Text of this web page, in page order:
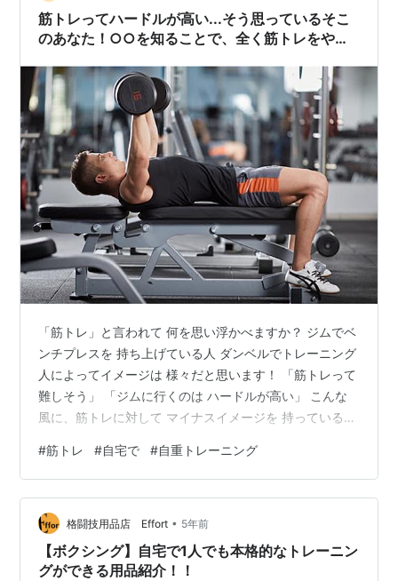
があるわけではないので、実施できるメニューは限られ
るんですけどねｗ それでもコ…
筋トレってハードルが高い...そう思っているそこ
のあなた！○○を知ることで、全く筋トレをやっ
は？
「筋トレ」と言われて 何を思い浮かべますか？ ジムでベ
ンチプレスを 持ち上げている人 ダンベルでトレーニング
人によってイメージは 様々だと思います！ 「筋トレって
難しそう」 「ジムに行くのは ハードルが高い」 こんな
風に、筋トレに対して マイナスイメージを 持っている人
「身近」 に感じて貰えればと思います！ 今回は、筋トレ
を 身近に感じて貰うために、 あるトレーニングについて
お教えします！ これを知れば、普段 筋トレをやっている
人なら より効率的な筋トレが、 あまりやっていない人な
ら 筋トレを身近に感じることが 可能になります！ 逆
に、い…
#筋トレ #自宅で #自重トレーニング
格闘技用品店 Effort • 5年前
【ボクシング】自宅で1人でも本格的なトレーニン
グができる用品紹介！！